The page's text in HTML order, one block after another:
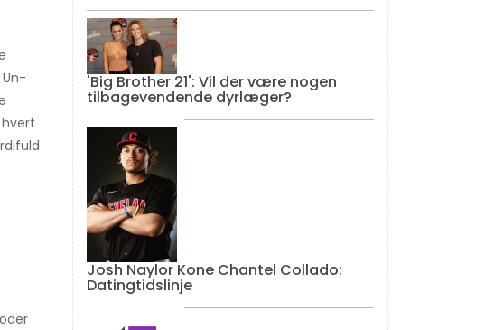
'Big Brother 21': Vil der være nogen
tilbagevendende dyrlæger?
Josh Naylor Kone Chantel Collado:
Datingtidslinje